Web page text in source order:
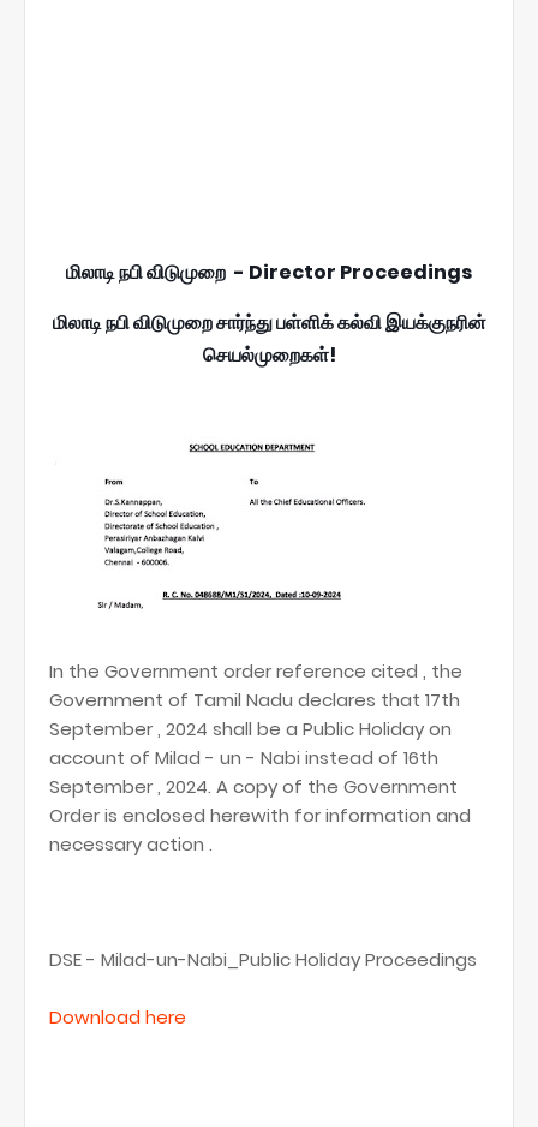
மிலாடி நபி விடுமுறை - Director Proceedings
மிலாடி நபி விடுமுறை சார்ந்து பள்ளிக் கல்வி இயக்குநரின்
செயல்முறைகள்!
In the Government order reference cited , the
Government of Tamil Nadu declares that 17th
September , 2024 shall be a Public Holiday on
account of Milad - un - Nabi instead of 16th
September , 2024. A copy of the Government
Order is enclosed herewith for information and
necessary action .
DSE - Milad-un-Nabi_Public Holiday Proceedings
Download here